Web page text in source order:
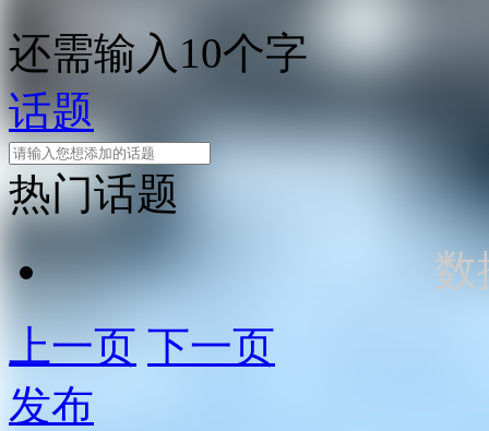
还需输入10个字
话题
热门话题
数
上一页 下一页
发布